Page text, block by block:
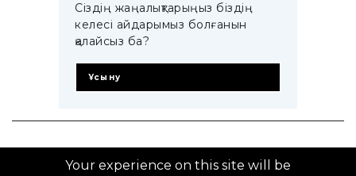
Сіздің жаңалықтарыңыз біздің
келесі айдарымыз болғанын
қалайсыз ба?
Ұсыну
© 2014–2025 ZTB.KZ
Your experience on this site will be